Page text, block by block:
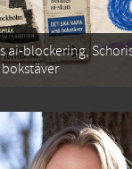
ai-blockering,